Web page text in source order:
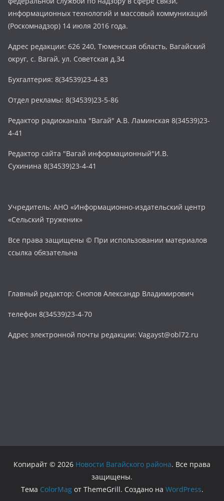
информационных технологий и массовый коммуникаций
(Роскомнадзор) 14 июля 2016 года.
Адрес редакции: 626 240, Тюменская область, Вагайский
округ, с. Вагай, ул. Советская д.34
Бухгалтерия: 8(34539)23-4-83
Отдел рекламы: 8(34539)23-5-86
Редактор радиоканала "Вагай" А.В. Ламинская 8(34539)23-
4-41
Редактор сайта "Вагай информационный"И.В.
Сухинина 8(34539)23-4-41
Учредитель: АНО «Информационно-издательский центр
«Сельский труженик»
Все права защищены © При использовании материалов
ссылка обязательна
Главный редактор: Снопов Александр Владимирович
телефон 8(34539)23-4-70
Адрес электронной почты редакции: Vagayst@obl72.ru
Копирайт © 2026 Новости Вагайского района. Все права
защищены.
Тема ColorMagот ThemeGrill. Создано на WordPress.